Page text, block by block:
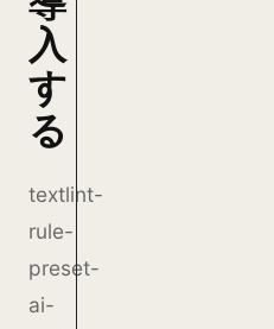
入
す
る
textlint-
rule-
preset-
ai-